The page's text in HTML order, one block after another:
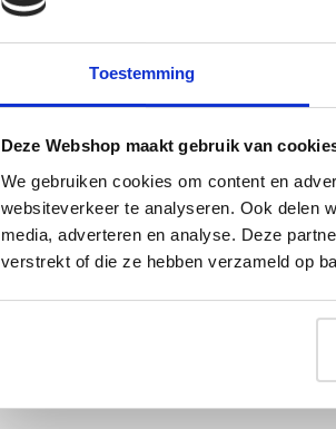
Toestemming
Deze Webshop maakt gebruik van
We gebruiken cookies om content en
websiteverkeer te analyseren. Ook delen
media, adverteren en analyse. Deze
verstrekt of die ze hebben verzameld op